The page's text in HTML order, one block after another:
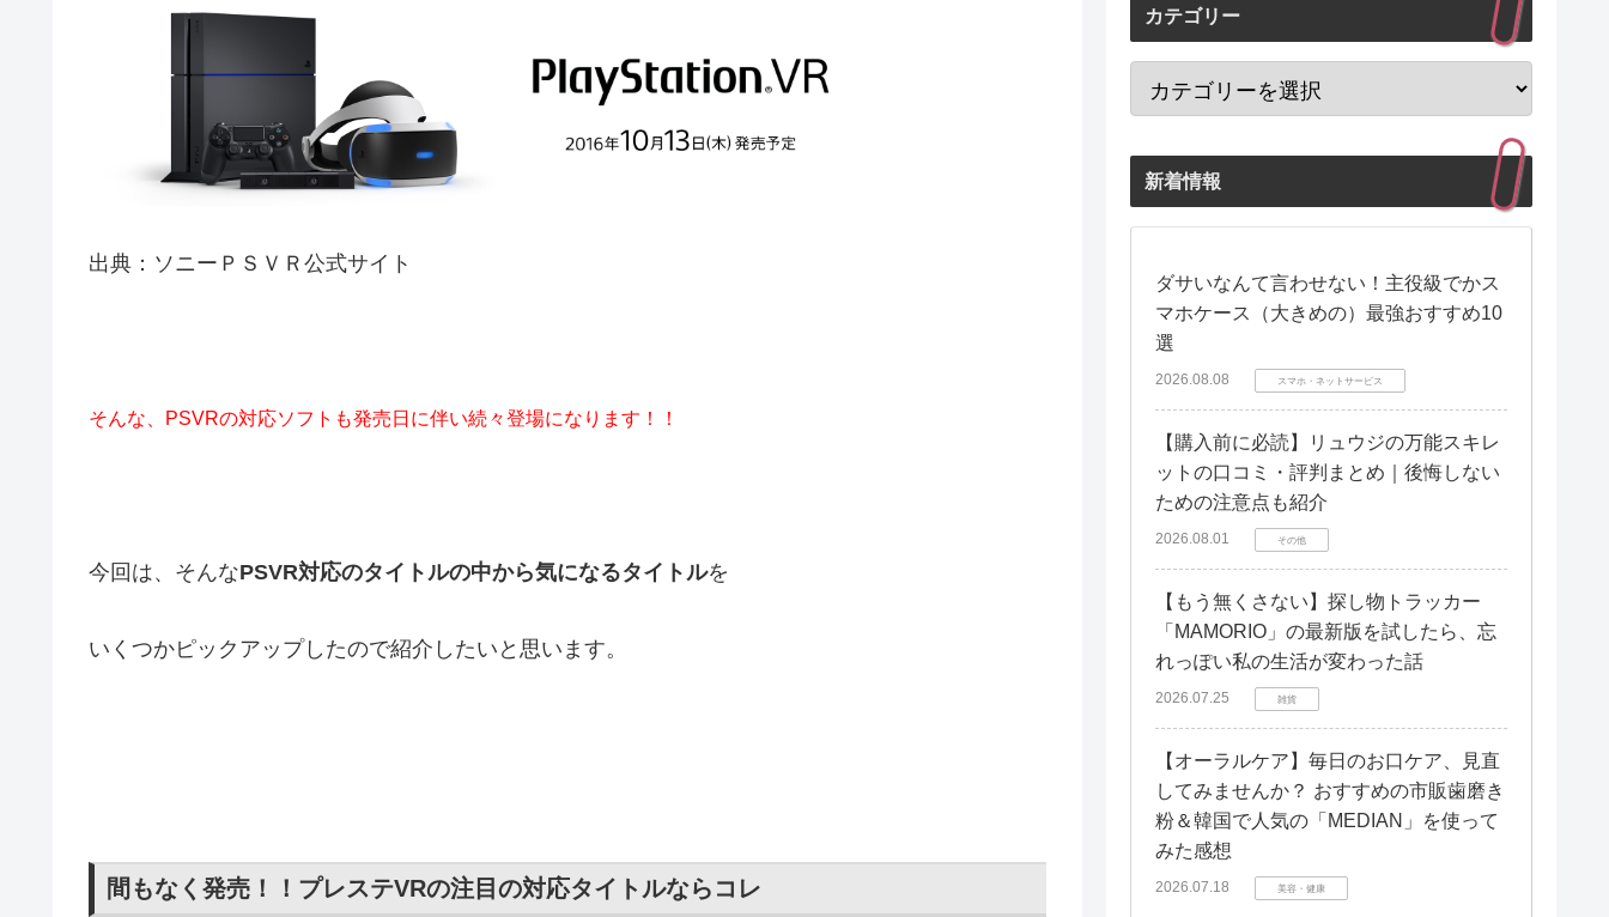
出典：ソニーＰＳＶＲ公式サイト
そんな、PSVRの対応ソフトも発売日に伴い続々登場になります！！
今回は、そんなPSVR対応のタイトルの中から気になるタイトルを
いくつかピックアップしたので紹介したいと思います。
間もなく発売！！プレステVRの注目の対応タイトルならコレ
カテゴリー
新着情報
ダサいなんて言わせない！主役級でかス
マホケース（大きめの）最強おすすめ10
選
2026.08.08 スマホ・ネットサービス
【購入前に必読】リュウジの万能スキレ
ットの口コミ・評判まとめ｜後悔しない
ための注意点も紹介
2026.08.01 その他
【もう無くさない】探し物トラッカー
「MAMORIO」の最新版を試したら、忘
れっぽい私の生活が変わった話
2026.07.25 雑貨
【オーラルケア】毎日のお口ケア、見直
してみませんか？ おすすめの市販歯磨き
粉＆韓国で人気の「MEDIAN」を使って
みた感想
2026.07.18 美容・健康